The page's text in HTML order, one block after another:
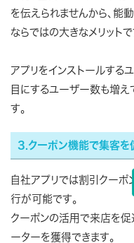
を伝えられませんから、能
ならではの大きなメリットで
アプリをインストールする
目にするユーザー数も増
す。
3.クーポン機能で集客を
自社アプリでは割引クーポ
行が可能です。
クーポンの活用で来店を促
ーターを獲得できます。